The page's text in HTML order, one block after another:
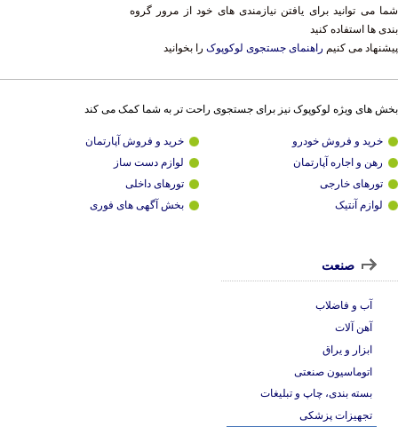
شما می توانید برای یافتن نیازمندی های خود از مرور گروه
بندی ها استفاده کنید
پیشنهاد می کنیم راهنمای جستجوی لوکوپوک را بخوانید
بخش های ویژه لوکوپوک نیز برای جستجوی راحت تر به شما کمک می کند
خرید و فروش خودرو
خرید و فروش آپارتمان
رهن و اجاره آپارتمان
لوازم دست ساز
تورهای خارجی
تورهای داخلی
لوازم آنتیک
بخش آگهی های فوری
صنعت
آب و فاضلاب
آهن آلات
ابزار و یراق
اتوماسیون صنعتی
بسته بندی، چاپ و تبلیغات
تجهیزات پزشکی